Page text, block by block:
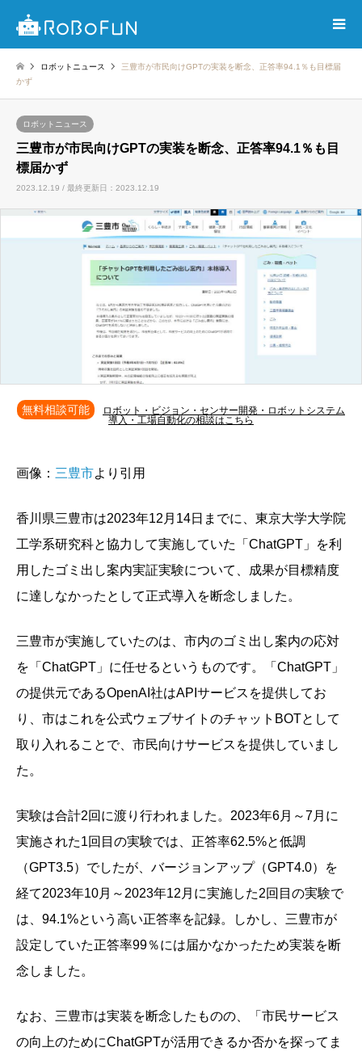
ロボットニュース
三豊市が市民向けGPTの実装を断念、正答率94.1％も目標届
かず
ロボットニュース
三豊市が市民向けGPTの実装を断念、正答率94.1％も目
標届かず
2023.12.19 / 最終更新日：2023.12.19
無料相談可能
ロボット・ビジョン・センサー開発・ロボットシステム
導入・工場自動化の相談はこちら
画像： 三豊市より引用
香川県三豊市は2023年12月14日までに、東京大学大学院
工学系研究科と協力して実施していた「ChatGPT」を利
用したゴミ出し案内実証実験について、成果が目標精度
に達しなかったとして正式導入を断念しました。
三豊市が実施していたのは、市内のゴミ出し案内の応対
を「ChatGPT」に任せるというものです。「ChatGPT」
の提供元であるOpenAI社はAPIサービスを提供してお
り、市はこれを公式ウェブサイトのチャットBOTとして
取り入れることで、市民向けサービスを提供していまし
た。
実験は合計2回に渡り行われました。2023年6月～7月に
実施された1回目の実験では、正答率62.5%と低調
（GPT3.5）でしたが、バージョンアップ（GPT4.0）を
経て2023年10月～2023年12月に実施した2回目の実験で
は、94.1%という高い正答率を記録。しかし、三豊市が
設定していた正答率99％には届かなかったため実装を断
念しました。
なお、三豊市は実装を断念したものの、「市民サービス
の向上のためにChatGPTが活用できるか否かを探ってま